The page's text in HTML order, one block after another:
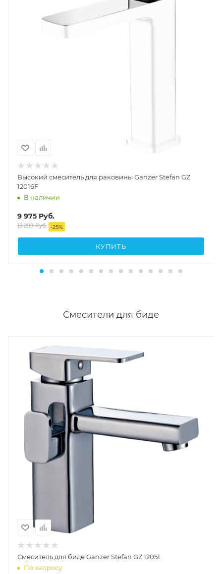
Высокий смеситель для раковины Ganzer Stefan GZ
12016F
В наличии
9 975 Руб.
13 299Руб. -25%
КУПИТЬ
Смесители для биде
Смеситель для биде Ganzer Stefan GZ 12051
По запросу